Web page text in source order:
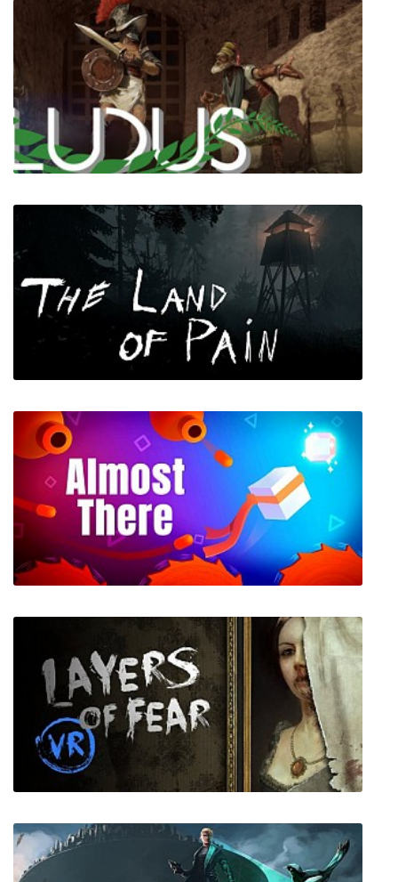
A Tale of Synapse: The Chaos Theories
Ludus
The Land of Pain
Almost There The Platformer